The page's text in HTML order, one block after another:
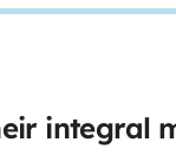
integral